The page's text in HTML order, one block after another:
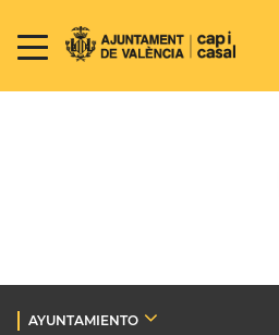
AYUNTAMIENTO